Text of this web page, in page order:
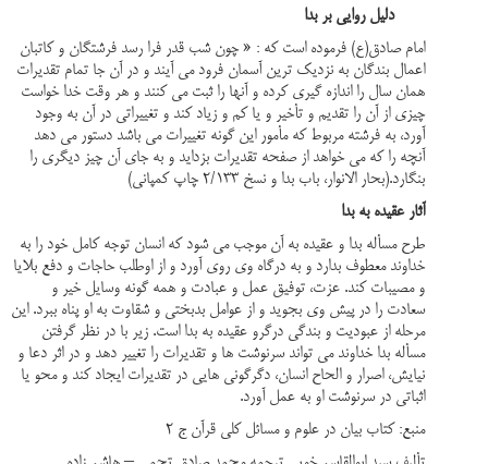
دلیل روایی بر بدا
امام صادق(ع) فرموده است که : « چون شب قدر فرا رسد فرشتگان و کاتبان
اعمال بندگان به نزدیک ترین آسمان فرود می آیند و در آن جا تمام تقدیرات
همان سال را اندازه گیری کرده و آنها را ثبت می کنند و هر وقت خدا خواست
چیزی از آن را تقدیم و تأخیر و یا کم و زیاد کند و تغییراتی در آن به وجود
آورد، به فرشته مربوط که مأمور این گونه تغییرات می باشد دستور می دهد
آنچه را که می خواهد از صفحه تقدیرات بزداید و به جای آن چیز دیگری را
بنگارد.(بحار الانوار، باب بدا و نسخ 2/133 چاپ کمپانی)
آثار عقیده به بدا
طرح مسأله بدا و عقیده به آن موجب می شود که انسان توجه کامل خود را به
خداوند معطوف بدارد و به درگاه وی روی آورد و از اوطلب حاجات و دفع بلایا
و مصیبات کند. عزت، توفیق عمل و عبادت و همه گونه وسایل خیر و
سعادت را در پیش وی بجوید و از عوامل بدبختی و شقاوت به او پناه ببرد. این
مرحله از عبودیت و بندگی درگرو عقیده به بدا است. زیر با در نظر گرفتن
مسأله بدا خداوند می تواند سرنوشت ها و تقدیرات را تغییر دهد و در اثر دعا و
نیایش، اصرار و الحاح انسان، دگرگونی هایی در تقدیرات ایجاد کند و محو یا
اثباتی در سرنوشت او به عمل آورد.
منبع: کتاب بیان در علوم و مسائل کلی قرآن ج 2